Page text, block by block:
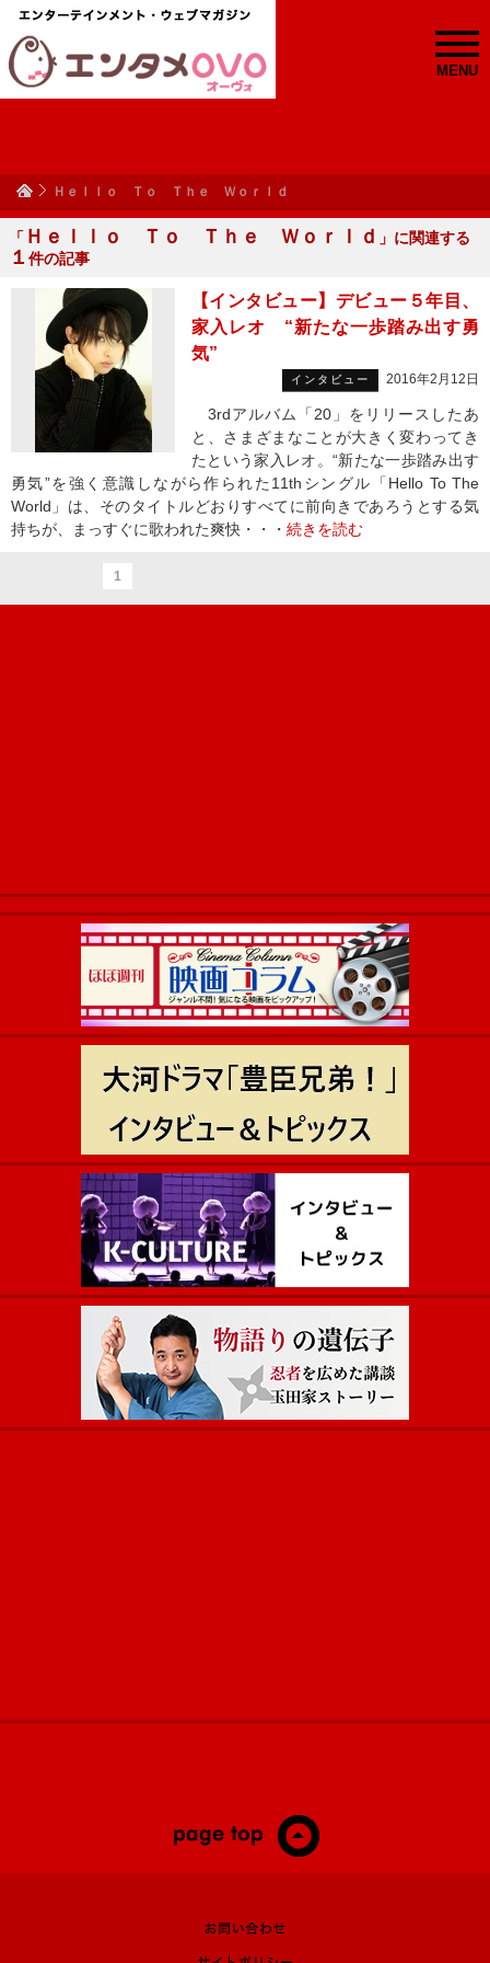
MENU
Ｈｅｌｌｏ Ｔｏ Ｔｈｅ Ｗｏｒｌｄ
「 Ｈｅｌｌｏ Ｔｏ Ｔｈｅ Ｗｏｒｌｄ 」に関連する
１ 件の記事
【インタビュー】デビュー５年目、
家入レオ “新たな一歩踏み出す勇
気”
インタビュー 2016年2月12日
3rdアルバム「20」をリリースしたあ
と、さまざまなことが大きく変わってき
たという家入レオ。“新たな一歩踏み出す
勇気”を強く意識しながら作られた11thシングル「Hello To The
World」は、そのタイトルどおりすべてに前向きであろうとする気
持ちが、まっすぐに歌われた爽快・・・ 続きを読む
1